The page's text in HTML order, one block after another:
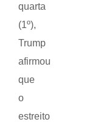
quarta
(1º),
Trump
afirmou
que
o
estreito